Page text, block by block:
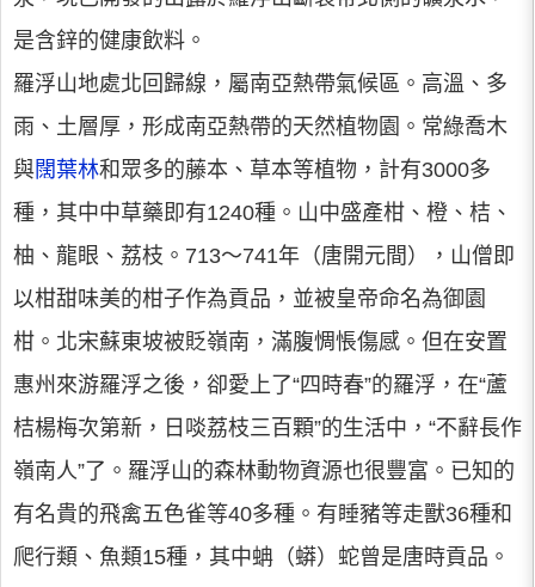
是含鋅的健康飲料。
羅浮山地處北回歸線，屬南亞熱帶氣候區。高溫、多
雨、土層厚，形成南亞熱帶的天然植物園。常綠喬木
與闊葉林和眾多的藤本、草本等植物，計有3000多
種，其中中草藥即有1240種。山中盛產柑、橙、桔、
柚、龍眼、荔枝。713～741年（唐開元間），山僧即
以柑甜味美的柑子作為貢品，並被皇帝命名為御園
柑。北宋蘇東坡被貶嶺南，滿腹惆悵傷感。但在安置
惠州來游羅浮之後，卻愛上了“四時春”的羅浮，在“蘆
桔楊梅次第新，日啖荔枝三百顆”的生活中，“不辭長作
嶺南人”了。羅浮山的森林動物資源也很豐富。已知的
有名貴的飛禽五色雀等40多種。有睡豬等走獸36種和
爬行類、魚類15種，其中蚺（蟒）蛇曾是唐時貢品。